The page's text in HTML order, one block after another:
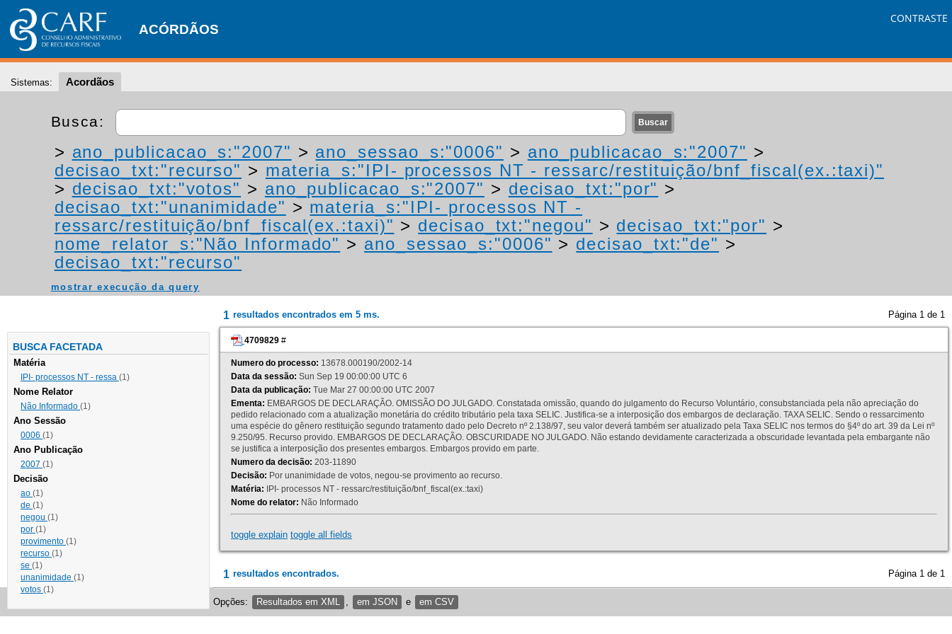
ACÓRDÃOS
CONTRASTE
Sistemas: Acordãos
Busca:
> ano_publicacao_s:"2007" > ano_sessao_s:"0006" > ano_publicacao_s:"2007" >
decisao_txt:"recurso" > materia_s:"IPI- processos NT - ressarc/restituição/bnf_fiscal(ex.:taxi)"
> decisao_txt:"votos" > ano_publicacao_s:"2007" > decisao_txt:"por" >
decisao_txt:"unanimidade" > materia_s:"IPI- processos NT -
ressarc/restituição/bnf_fiscal(ex.:taxi)" > decisao_txt:"negou" > decisao_txt:"por" >
nome_relator_s:"Não Informado" > ano_sessao_s:"0006" > decisao_txt:"de" >
decisao_txt:"recurso"
mostrar execução da query
BUSCA FACETADA
Matéria
IPI- processos NT - ressa (1)
Nome Relator
Não Informado (1)
Ano Sessão
0006 (1)
Ano Publicação
2007 (1)
Decisão
ao (1)
de (1)
negou (1)
por (1)
provimento (1)
recurso (1)
se (1)
unanimidade (1)
votos (1)
1 resultados encontrados em 5 ms. Página 1 de 1
4709829 #
Numero do processo: 13678.000190/2002-14
Data da sessão: Sun Sep 19 00:00:00 UTC 6
Data da publicação: Tue Mar 27 00:00:00 UTC 2007
Ementa: EMBARGOS DE DECLARAÇÃO. OMISSÃO DO JULGADO. Constatada omissão, quando do julgamento do Recurso Voluntário, consubstanciada pela não apreciação do
pedido relacionado com a atualização monetária do crédito tributário pela taxa SELIC. Justifica-se a interposição dos embargos de declaração. TAXA SELIC. Sendo o ressarcimento
uma espécie do gênero restituição segundo tratamento dado pelo Decreto nº 2.138/97, seu valor deverá também ser atualizado pela Taxa SELIC nos termos do §4º do art. 39 da Lei nº
9.250/95. Recurso provido. EMBARGOS DE DECLARAÇÃO. OBSCURIDADE NO JULGADO. Não estando devidamente caracterizada a obscuridade levantada pela embargante não
se justifica a interposição dos presentes embargos. Embargos provido em parte.
Numero da decisão: 203-11890
Decisão: Por unanimidade de votos, negou-se provimento ao recurso.
Matéria: IPI- processos NT - ressarc/restituição/bnf_fiscal(ex.:taxi)
Nome do relator: Não Informado
toggle explain toggle all fields
1 resultados encontrados. Página 1 de 1
Opções: Resultados em XML em JSON e em CSV